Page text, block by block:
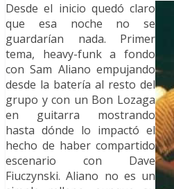
Desde el inicio quedó claro
que esa noche no se
guardarían nada. Primer
tema, heavy-funk a fondo
con Sam Aliano empujando
desde la batería al resto del
grupo y con un Bon Lozaga
en guitarra mostrando
hasta dónde lo impactó el
hecho de haber compartido
escenario con Dave
Fiuczynski. Aliano no es un